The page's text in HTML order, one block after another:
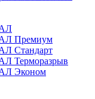
Премиум
Стандарт
Терморазрыв
Эконом